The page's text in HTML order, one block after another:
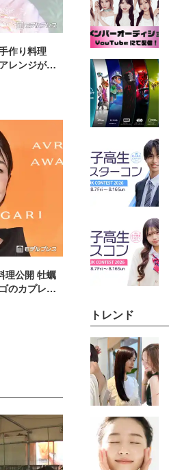
作り料理
レンジが凄
理公開 牡蠣
のカプレー
店みたいな
たい」と注
トレンド